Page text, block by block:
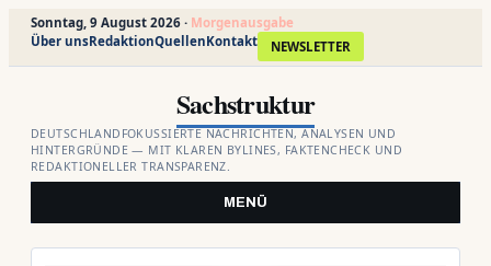
Sonntag, 9 August 2026 · Morgenausgabe
Über unsRedaktionQuellenKontakt NEWSLETTER
springen
Sachstruktur
DEUTSCHLANDFOKUSSIERTE NACHRICHTEN, ANALYSEN UND
HINTERGRÜNDE — MIT KLAREN BYLINES, FAKTENCHECK UND
REDAKTIONELLER TRANSPARENZ.
MENÜ